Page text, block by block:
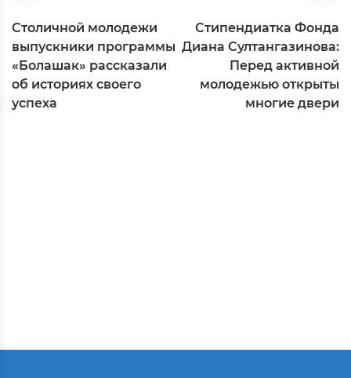
Столичной молодежи
выпускники программы
«Болашак» рассказали
об историях своего
успеха
Стипендиатка Фонда
Диана Султангазинова:
Перед активной
молодежью открыты
многие двери